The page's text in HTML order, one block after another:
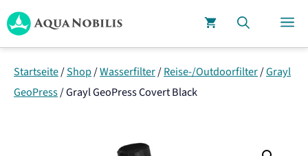
Zum
Inhalt
springen
Startseite/Shop/Wasserfilter/Reise-/Outdoorfilter/Grayl
GeoPress/Grayl GeoPress Covert Black